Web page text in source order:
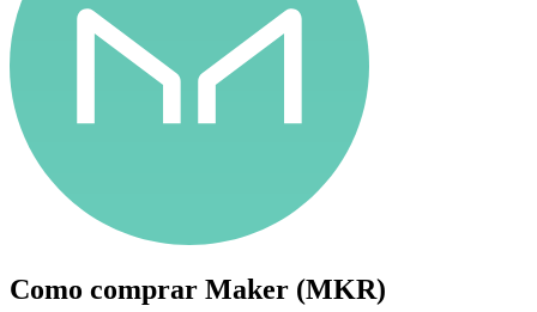
Como comprar Maker (MKR)